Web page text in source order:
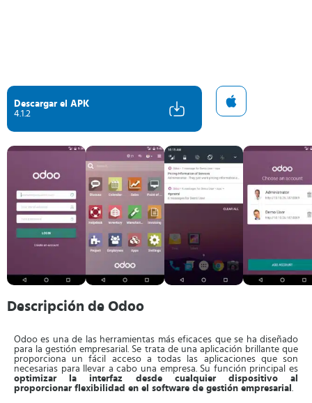
Descargar el APK
4.1.2
Descripción de Odoo
Odoo es una de las herramientas más eficaces que se ha diseñado
para la gestión empresarial. Se trata de una aplicación brillante que
proporciona un fácil acceso a todas las aplicaciones que son
necesarias para llevar a cabo una empresa. Su función principal es
optimizar la interfaz desde cualquier dispositivo al
proporcionar flexibilidad en el software de gestión empresarial .